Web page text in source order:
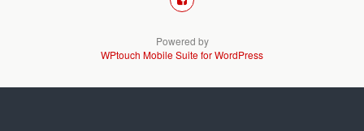
Powered by
WPtouch Mobile Suite for WordPress